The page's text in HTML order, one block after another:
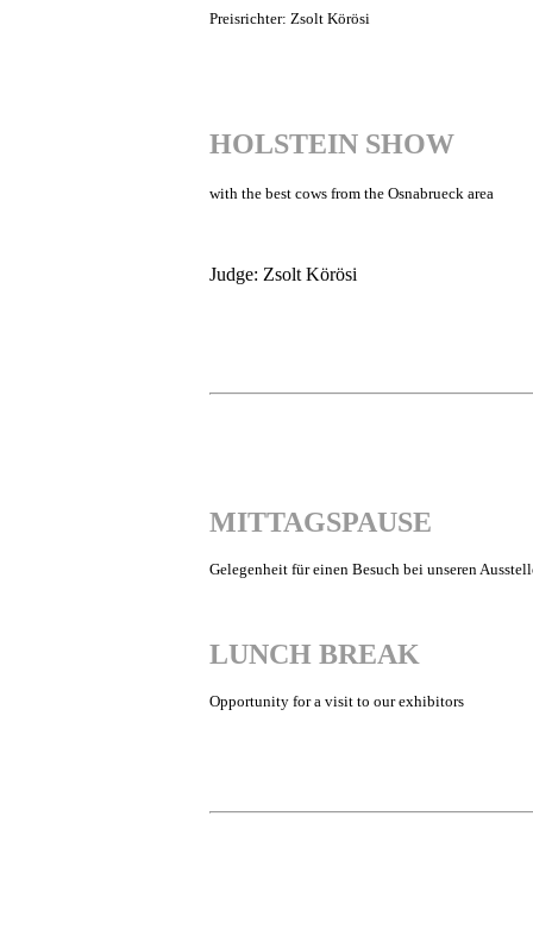
Preisrichter: Zsolt Körösi
HOLSTEIN SHOW
with the best cows from the Osnabrueck area
Judge: Zsolt Körösi
MITTAGSPAUSE
Gelegenheit für einen Besuch bei unseren
LUNCH BREAK
Opportunity for a visit to our exhibitors